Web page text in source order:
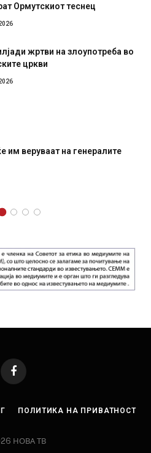
Ормутскиот теснец
жртви на злоупотреба во
цркви
им веруваат на генералите
Facebook
ПОЛИТИКА НА ПРИВАТНОСТ
НОВА ТВ